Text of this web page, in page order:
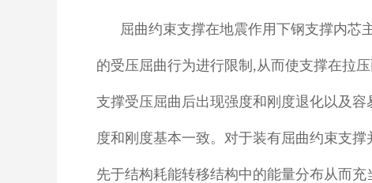
屈曲约束支撑在地震作用下钢支撑内芯
的受压屈曲行为进行限制,从而使支撑在拉
支撑受压屈曲后出现强度和刚度退化以及
度和刚度基本一致。对于装有屈曲约束支
先于结构耗能转移结构中的能量分布从而